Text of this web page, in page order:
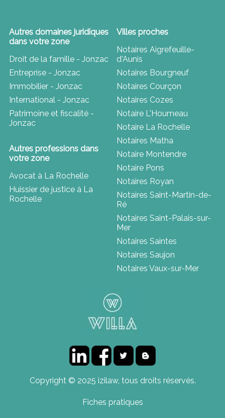
Autres domaines juridiques
dans votre zone
Droit de la famille - Jonzac
Entreprise - Jonzac
Immobilier - Jonzac
International - Jonzac
Patrimoine et fiscalité -
Jonzac
Autres professions dans
votre zone
Avocat à La Rochelle
Huissier de justice à La
Rochelle
Villes proches
Notaires Aigrefeuille-
d'Aunis
Notaires Bourgneuf
Notaires Courçon
Notaires Cozes
Notaire L'Houmeau
Notaire La Rochelle
Notaires Matha
Notaire Montendre
Notaire Pons
Notaires Royan
Notaires Saint-Martin-de-
Ré
Notaires Saint-Palais-sur-
Mer
Notaires Saintes
Notaires Saujon
Notaires Vaux-sur-Mer
Copyright © 2025 izilaw, tous droits réservés.
Fiches pratiques